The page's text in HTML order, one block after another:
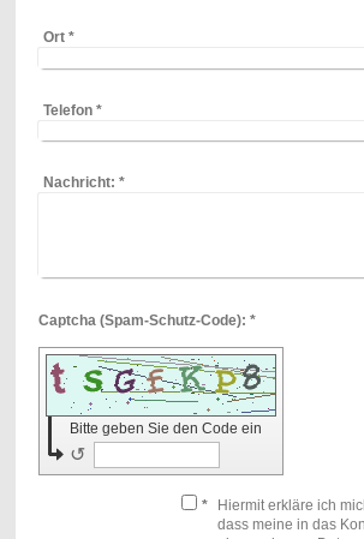
Ort*
Telefon*
Nachricht: *
Captcha (Spam-Schutz-Code): *
Bitte geben Sie den Code ein
↺
*
Hiermit erkläre ich
dass meine in das